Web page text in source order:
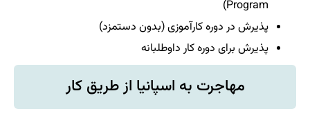
Program)
پذیرش در دوره کارآموزی (بدون دستمزد)
پذیرش برای دوره کار داوطلبانه
مهاجرت به اسپانیا از طریق کار